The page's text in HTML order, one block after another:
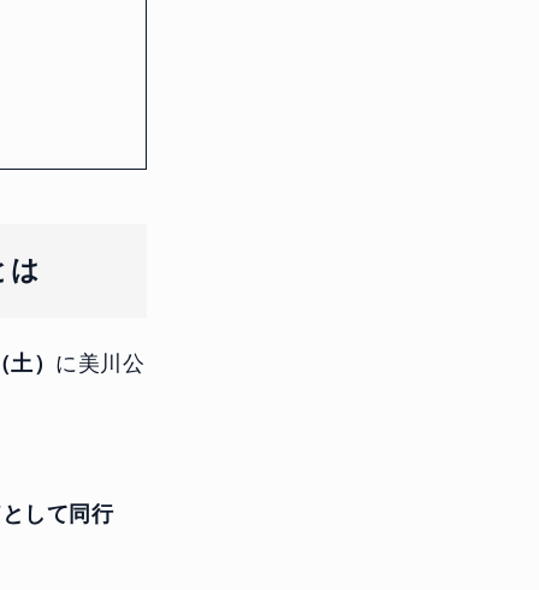
は
） に美川公
して同行